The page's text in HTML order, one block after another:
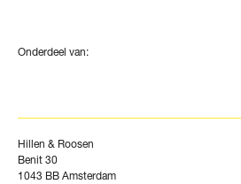
Onderdeel van:
Hillen & Roosen
Benit 30
1043 BB Amsterdam